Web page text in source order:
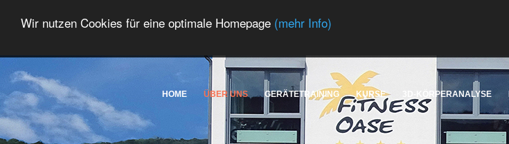
Wir nutzen Cookies für eine optimale Homepage (mehr Info)
HOME ÜBER UNS GERÄTETRAINING KURSE 3D-KÖRPERANALYSE